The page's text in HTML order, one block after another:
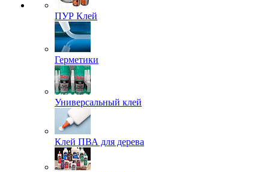
ПУР Клей
Герметики
Универсальный клей
Клей ПВА для дерева